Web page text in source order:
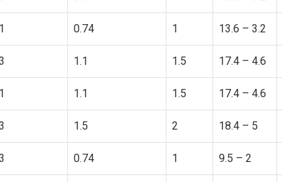
0.74 1 13.6 – 3.2
1.1 1.5 17.4 – 4.6
1.1 1.5 17.4 – 4.6
1.5 2 18.4 – 5
0.74 1 9.5 – 2